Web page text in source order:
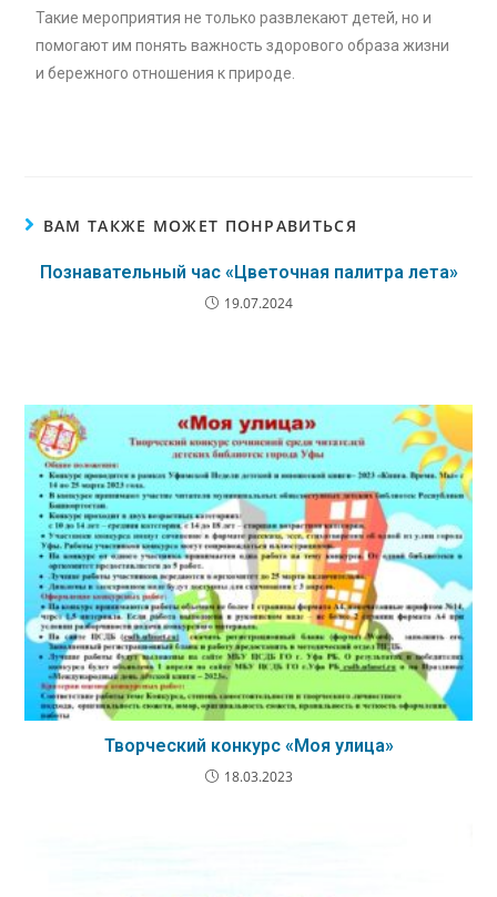
Такие мероприятия не только развлекают детей, но и
помогают им понять важность здорового образа жизни
и бережного отношения к природе.
ВАМ ТАКЖЕ МОЖЕТ ПОНРАВИТЬСЯ
Познавательный час «Цветочная палитра лета»
19.07.2024
Творческий конкурс «Моя улица»
18.03.2023